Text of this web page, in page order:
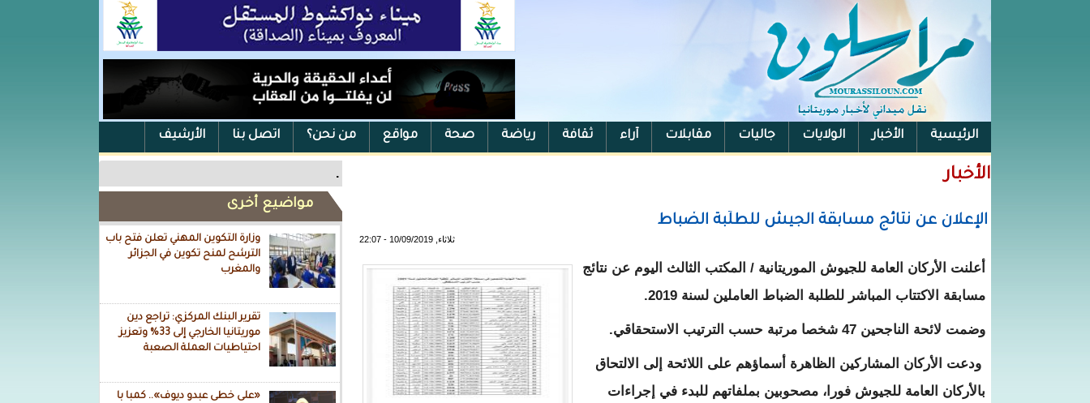
الرئيسية الأخبار الولايات جاليات مقابلات آراء ثقافة رياضة صحة مواقع من نحن؟ اتصل بنا الأرشيف
الفيس بوك .
مواضيع أخرى
وزارة التكوين المهني تعلن فتح باب
الترشح لمنح تكوين في الجزائر
والمغرب
تقرير البنك المركزي: تراجع دين
موريتانيا الخارجي إلى 33% وتعزيز
احتياطيات العملة الصعبة
«على خطى عبدو ديوف».. كمبا با
الأخبار
الإعلان عن نتائج مسابقة الجيش للطلَبة الضُّباط
ثلاثاء, 10/09/2019 - 22:07
أعلنت الأركان العامة للجيوش الموريتانية / المكتب الثالث اليوم عن نتائج
مسابقة الاكتتاب المباشر للطلبة الضباط العاملين لسنة 2019.
وضمت لائحة الناجحين 47 شخصا مرتبة حسب الترتيب الاستحقاقي.
ودعت الأركان المشاركين الظاهرة أسماؤهم على اللائحة إلى الالتحاق
بالأركان العامة للجيوش فورا، مصحوبين بملفاتهم للبدء في إجراءات